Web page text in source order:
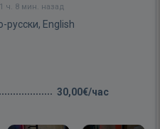
ч. 8 мин. назад
русски, English
30,00€/час